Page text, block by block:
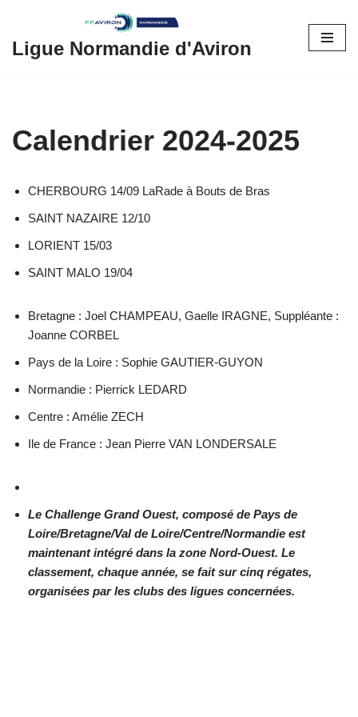
Aller
Ligue Normandie d'Aviron
Calendrier 2024-2025
CHERBOURG 14/09 LaRade à Bouts de Bras
SAINT NAZAIRE 12/10
LORIENT 15/03
SAINT MALO 19/04
Bretagne : Joel CHAMPEAU, Gaelle IRAGNE, Suppléante :
Joanne CORBEL
Pays de la Loire : Sophie GAUTIER-GUYON
Normandie : Pierrick LEDARD
Centre : Amélie ZECH
Ile de France : Jean Pierre VAN LONDERSALE
Le Challenge Grand Ouest, composé de Pays de
Loire/Bretagne/Val de Loire/Centre/Normandie est
maintenant intégré dans la zone Nord-Ouest. Le
classement, chaque année, se fait sur cinq régates,
organisées par les clubs des ligues concernées.